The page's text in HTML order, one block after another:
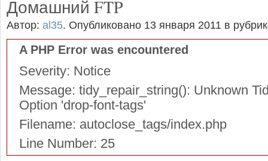
Домашний FTP
Автор: al35. Опубликовано 13 января 2011 в
A PHP Error was encountered
Severity: Notice
Message: tidy_repair_string(): Unknown
Option 'drop-font-tags'
Filename: autoclose_tags/index.php
Line Number: 25